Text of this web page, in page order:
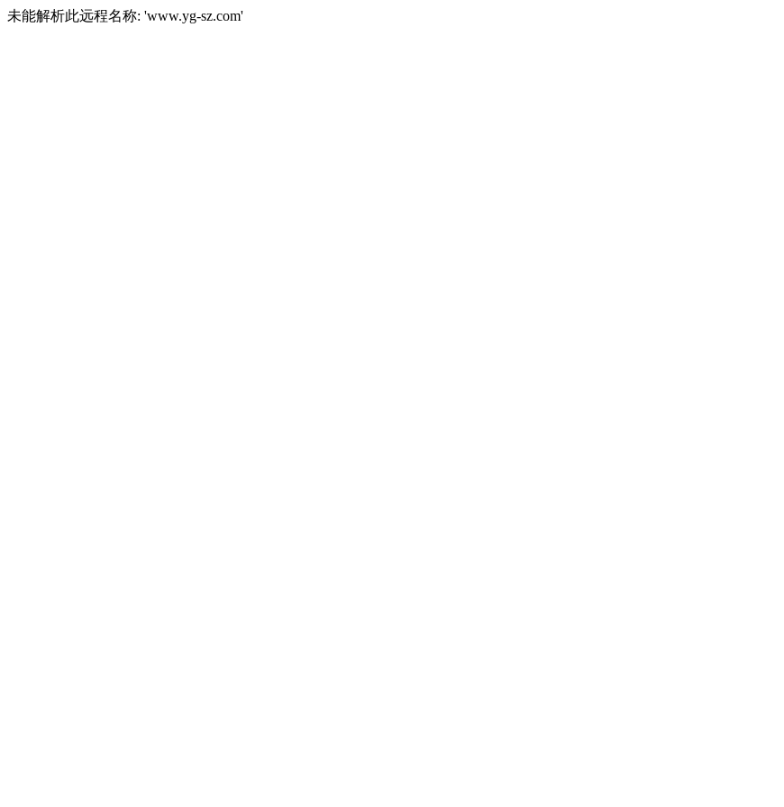
未能解析此远程名称: 'www.yg-sz.com'